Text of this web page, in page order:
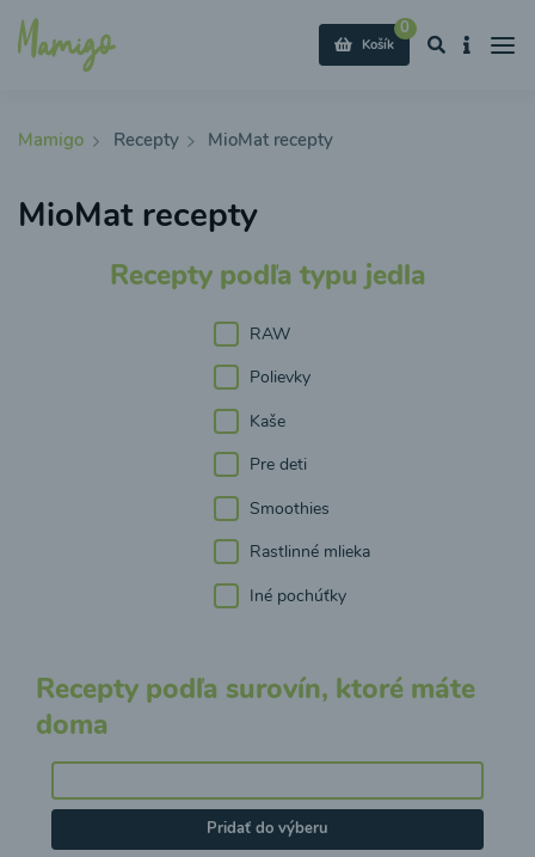
0
Košík
Mamigo Recepty MioMat recepty
MioMat recepty
Recepty podľa typu jedla
RAW
Polievky
Kaše
Pre deti
Smoothies
Rastlinné mlieka
Iné pochúťky
Recepty podľa surovín, ktoré máte
doma
Pridať do výberu